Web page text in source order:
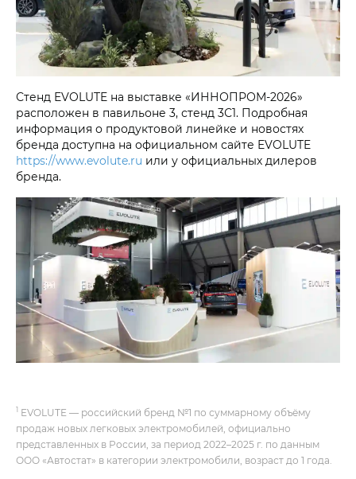
Стенд EVOLUTE на выставке «ИННОПРОМ-2026»
расположен в павильоне 3, стенд 3С1. Подробная
информация о продуктовой линейке и новостях
бренда доступна на официальном сайте EVOLUTE
https://www.evolute.ru или у официальных дилеров
бренда.
1 EVOLUTE — российский бренд №1 по суммарному объёму
продаж новых легковых электромобилей, официально
представленных в России, за период 2022–2025 г. по данным
ООО «Автостат» в категории электромобили, возраст до 1 года.